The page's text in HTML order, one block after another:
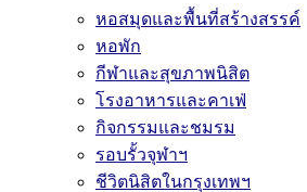
หอสมุดและพื้นที่สร้างสรรค์
หอพัก
กีฬาและสุขภาพนิสิต
โรงอาหารและคาเฟ่
กิจกรรมและชมรม
รอบรั้วจุฬาฯ
ชีวิตนิสิตในกรุงเทพฯ